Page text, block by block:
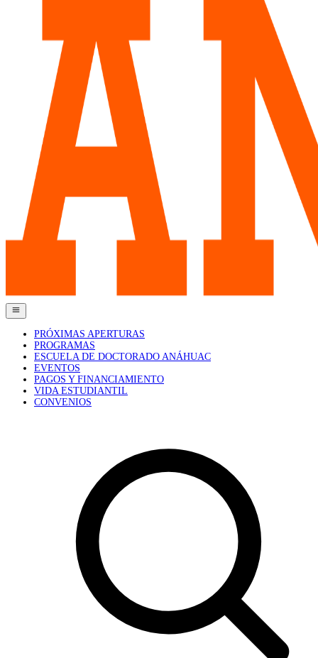
PRÓXIMAS APERTURAS
PROGRAMAS
ESCUELA DE DOCTORADO ANÁHUAC
EVENTOS
PAGOS Y FINANCIAMIENTO
VIDA ESTUDIANTIL
CONVENIOS